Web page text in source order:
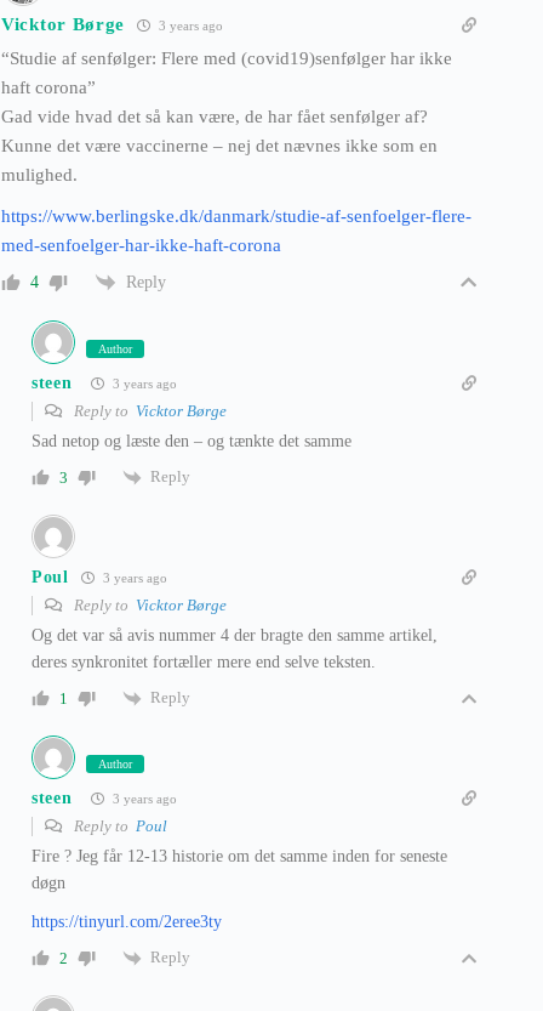
Vicktor Børge 3 years ago
“Studie af senfølger: Flere med (covid19)senfølger har ikke
haft corona”
Gad vide hvad det så kan være, de har fået senfølger af?
Kunne det være vaccinerne – nej det nævnes ikke som en
mulighed.
https://www.berlingske.dk/danmark/studie-af-senfoelger-flere-
med-senfoelger-har-ikke-haft-corona
4 Reply
Author
steen 3 years ago
Reply to Vicktor Børge
Sad netop og læste den – og tænkte det samme
3
Reply
Poul 3 years ago
Reply to Vicktor Børge
Og det var så avis nummer 4 der bragte den samme artikel,
deres synkronitet fortæller mere end selve teksten.
1
Reply
Author
steen 3 years ago
Reply to Poul
Fire ? Jeg får 12-13 historie om det samme inden for seneste
døgn
https://tinyurl.com/2eree3ty
2
Reply